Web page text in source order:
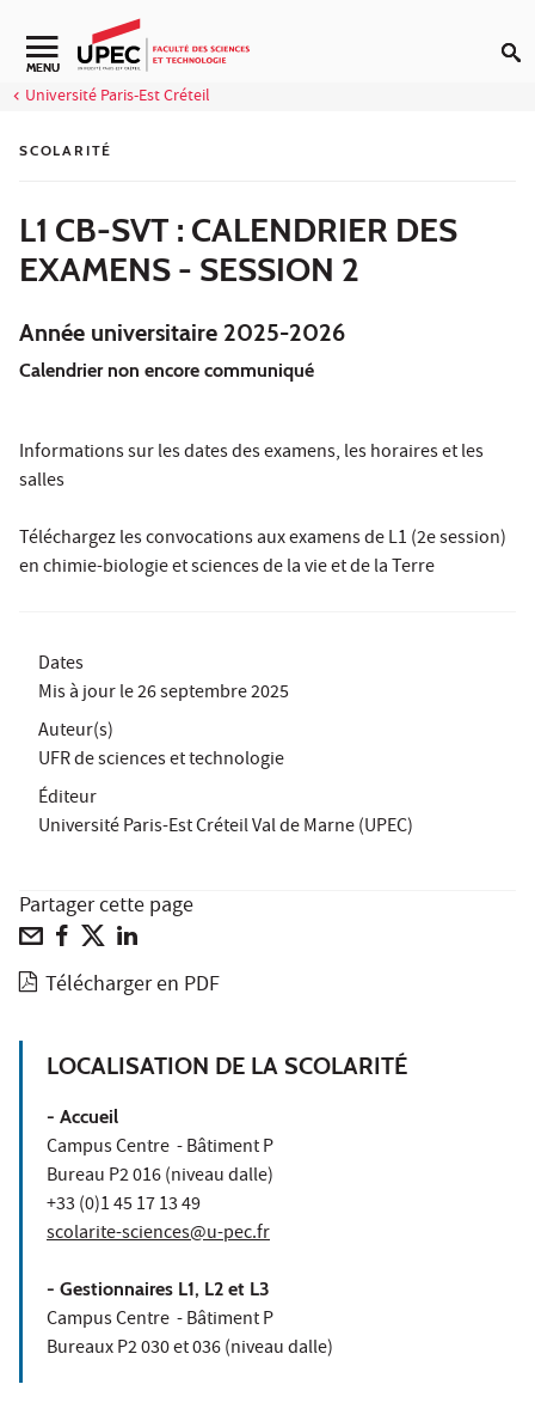
Aller au contenu
Navigation secondaire
MENU
Université Paris-Est Créteil
SCOLARITÉ
L1 CB-SVT : CALENDRIER DES
EXAMENS - SESSION 2
Année universitaire 2025-2026
Calendrier non encore communiqué
Informations sur les dates des examens, les horaires et les
salles
Téléchargez les convocations aux examens de L1 (2e session)
en chimie-biologie et sciences de la vie et de la Terre
Dates
Mis à jour le26 septembre 2025
Auteur(s)
UFR de sciences et technologie
Éditeur
Université Paris-Est Créteil Val de Marne (UPEC)
Partager cette page
Télécharger en PDF
LOCALISATION DE LA SCOLARITÉ
- Accueil
Campus Centre - Bâtiment P
Bureau P2 016 (niveau dalle)
+33 (0)1 45 17 13 49
scolarite-sciences@u-pec.fr
- Gestionnaires L1, L2 et L3
Campus Centre - Bâtiment P
Bureaux P2 030 et 036 (niveau dalle)